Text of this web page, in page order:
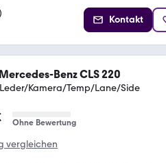
Kontakt
Mercedes-Benz CLS 220
Kamera/Temp/Lane/Side
Ohne Bewertung
vergleichen